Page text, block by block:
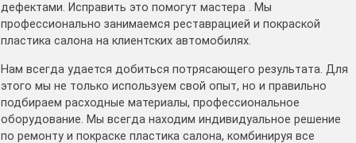
дефектами. Исправить это помогут мастера . Мы
профессионально занимаемся реставрацией и покраской
пластика салона на клиентских автомобилях.
Нам всегда удается добиться потрясающего результата. Для
этого мы не только используем свой опыт, но и правильно
подбираем расходные материалы, профессиональное
оборудование. Мы всегда находим индивидуальное решение
по ремонту и покраске пластика салона, комбинируя все